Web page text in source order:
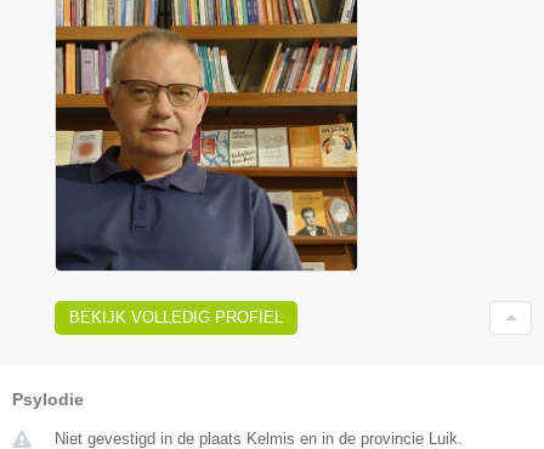
BEKIJK VOLLEDIG PROFIEL
Psylodie
Niet gevestigd in de plaats Kelmis en in de provincie Luik.